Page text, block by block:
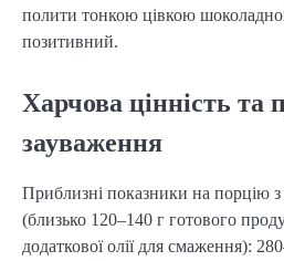
полити тонкою цівкою
позитивний.
Харчова цінність та
зауваження
Приблизні показники на порцію з
(близько 120–140 г готового
додаткової олії для смаження):